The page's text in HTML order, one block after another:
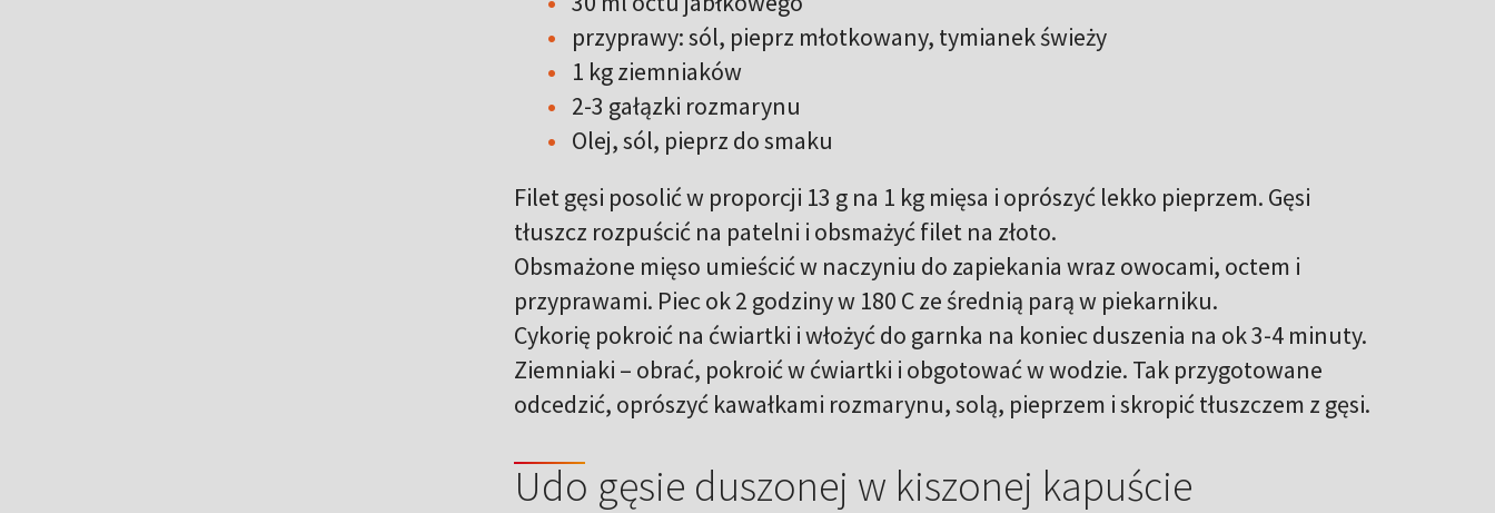
przyprawy: sól, pieprz młotkowany, tymianek świeży
1 kg ziemniaków
2-3 gałązki rozmarynu
Olej, sól, pieprz do smaku
Filet gęsi posolić w proporcji 13 g na 1 kg mięsa i oprószyć lekko pieprzem. Gęsi
tłuszcz rozpuścić na patelni i obsmażyć filet na złoto.
Obsmażone mięso umieścić w naczyniu do zapiekania wraz owocami, octem i
przyprawami. Piec ok 2 godziny w 180 C ze średnią parą w piekarniku.
Cykorię pokroić na ćwiartki i włożyć do garnka na koniec duszenia na ok 3-4 minuty.
Ziemniaki – obrać, pokroić w ćwiartki i obgotować w wodzie. Tak przygotowane
odcedzić, oprószyć kawałkami rozmarynu, solą, pieprzem i skropić tłuszczem z gęsi.
Udo gęsie duszonej w kiszonej kapuście